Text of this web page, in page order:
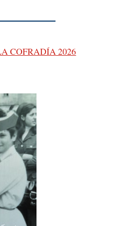
COFRADÍA 2026